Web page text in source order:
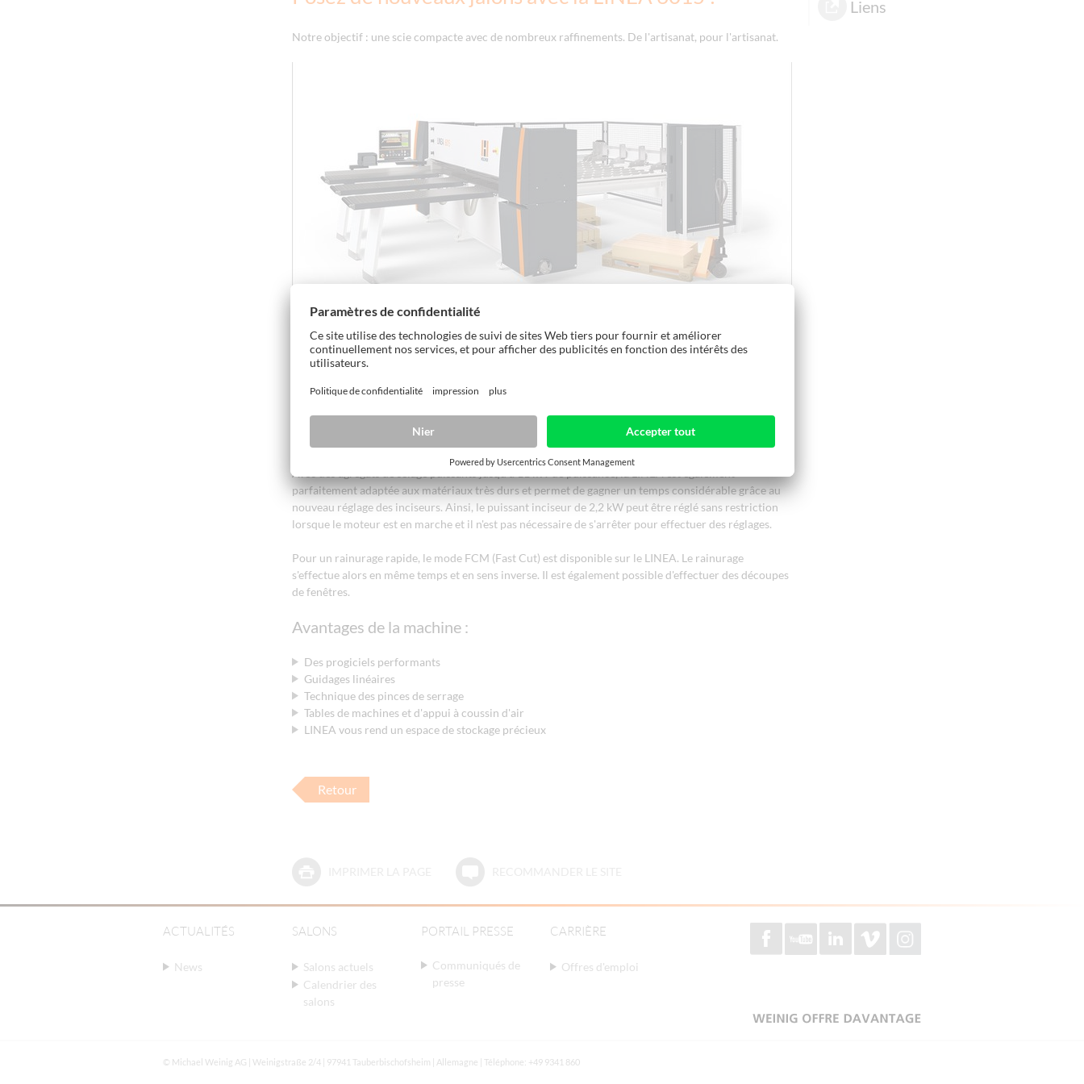
Notre objectif : une scie compacte avec de nombreux raffinements. De l'artisanat, pour l'artisanat.
La découpe précise de matériaux en forme de plaques s'impose de plus en plus dans les entreprises à
faible capacité de coupe. Habituellement, la découpe s'effectue laborieusement avec deux
sécurité et en ménageant votre dos avec un seul opérateur, et ce dans des conditions d'espace
pratiquement identiques. Traduit avec www.DeepL.com/Translator (version gratuite)
Avec des agrégats de sciage puissants jusqu'à 11 kW de puissance, la LINEA est également
parfaitement adaptée aux matériaux très durs et permet de gagner un temps considérable grâce au
nouveau réglage des inciseurs. Ainsi, le puissant inciseur de 2,2 kW peut être réglé sans restriction
lorsque le moteur est en marche et il n'est pas nécessaire de s'arrêter pour effectuer des réglages.
Pour un rainurage rapide, le mode FCM (Fast Cut) est disponible sur le LINEA. Le rainurage
s'effectue alors en même temps et en sens inverse. Il est également possible d'effectuer des découpes
de fenêtres.
Avantages de la machine :
Des progiciels performants
Guidages linéaires
Technique des pinces de serrage
Tables de machines et d'appui à coussin d'air
LINEA vous rend un espace de stockage précieux
Liens
Retour
ACTUALITÉS
News
SALONS
Salons actuels
Calendrier des
salons
PORTAIL PRESSE
Communiqués de
presse
CARRIÈRE
Offres d'emploi
© Michael Weinig AG | Weinigstraße 2/4 | 97941 Tauberbischofsheim | Allemagne | Téléphone: +49 9341 860